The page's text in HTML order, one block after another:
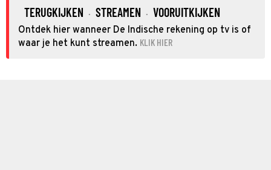
TERUGKIJKEN · STREAMEN · VOORUITKIJKEN
Ontdek hier wanneer De Indische rekening op tv is of
waar je het kunt streamen. KLIK HIER